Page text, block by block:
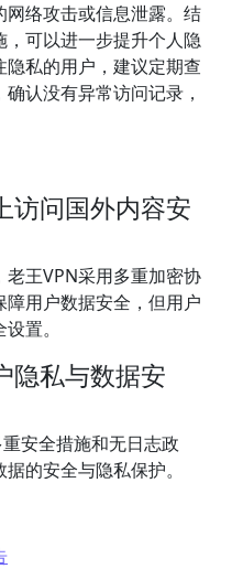
络攻击或信息泄露。结
可以进一步提升个人隐
私的用户，建议定期查
认没有异常访问记录，
访问国外内容安
王VPN采用多重加密协
用户数据安全，但用户
置。
隐私与数据安
安全措施和无日志政
的安全与隐私保护。